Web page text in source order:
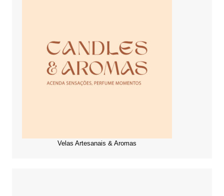
Velas Artesanais & Aromas